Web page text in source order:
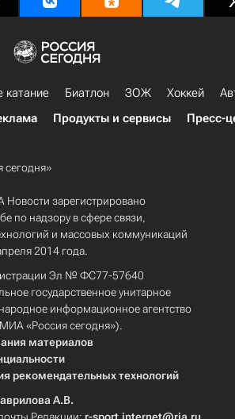
катание Биатлон ЗОЖ Хоккей
Продукты и сервисы Пресс-
Новости зарегистрировано
по надзору в сфере связи,
и массовых коммуникаций
2014 года.
Эл № ФС77-57640
государственное унитарное
информационное агентство
«Россия сегодня»).
материалов
рекомендательных технологий
А.В.